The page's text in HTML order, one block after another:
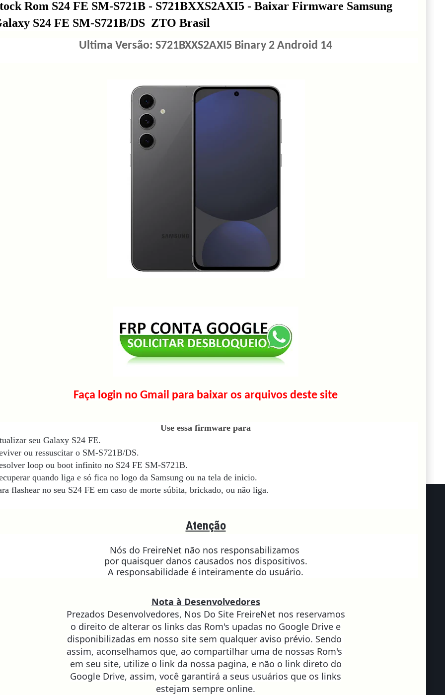
Rom S24 FE SM-S721B - S721BXXS2AXI5 - Baixar Firmware Samsung
S24 FE SM-S721B/DS ZTO Brasil
Ultima Versão: S721BXXS2AXI5 Binary 2 Android 14
Faça login no Gmail para baixar os arquivos deste site
Use essa firmware para
seu Galaxy S24 FE.
ou ressuscitar o SM-S721B/DS.
loop ou boot infinito no S24 FE SM-S721B.
quando liga e só fica no logo da Samsung ou na tela de inicio.
flashear no seu S24 FE em caso de morte súbita, brickado, ou não liga.
Atenção
Nós do FreireNet não nos responsabilizamos
por quaisquer danos causados nos dispositivos.
A responsabilidade é inteiramente do usuário.
Nota à Desenvolvedores
Prezados Desenvolvedores, Nos Do Site FreireNet nos reservamos
o direito de alterar os links das Rom's upadas no Google Drive e
disponibilizadas em nosso site sem qualquer aviso prévio. Sendo
assim, aconselhamos que, ao compartilhar uma de nossas Rom's
em seu site, utilize o link da nossa pagina, e não o link direto do
Google Drive, assim, você garantirá a seus usuários que os links
estejam sempre online.